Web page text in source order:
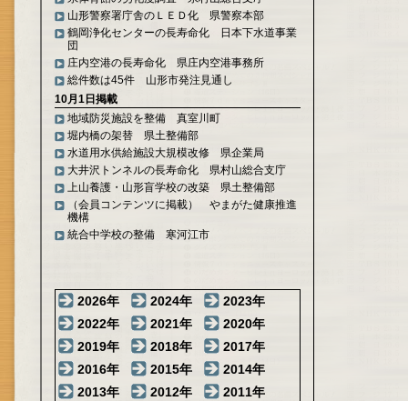
山形警察署庁舎のＬＥＤ化 県警察本部
鶴岡浄化センターの長寿命化 日本下水道事業
団
庄内空港の長寿命化 県庄内空港事務所
総件数は45件 山形市発注見通し
10月1日掲載
地域防災施設を整備 真室川町
堀内橋の架替 県土整備部
水道用水供給施設大規模改修 県企業局
大井沢トンネルの長寿命化 県村山総合支庁
上山養護・山形盲学校の改築 県土整備部
（会員コンテンツに掲載） やまがた健康推進
機構
統合中学校の整備 寒河江市
2026年 2024年
2023年
2022年
2021年
2020年
2019年
2018年
2017年
2016年
2015年
2014年
2013年
2012年 2011年